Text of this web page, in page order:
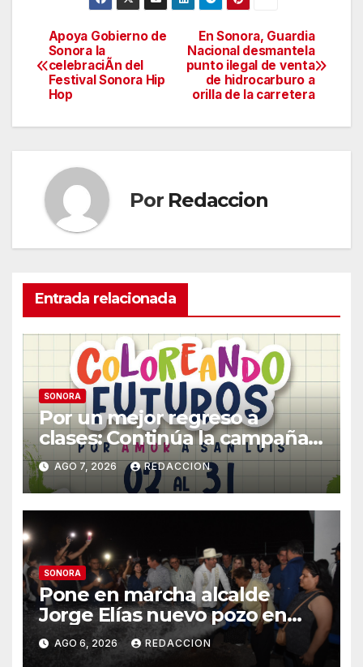
Navegación
de
entradas
En Sonora, Guardia
Nacional desmantela
punto ilegal de venta
de hidrocarburo a
orilla de la carretera
Apoya Gobierno de
Sonora la
celebraciÃn del
Festival Sonora Hip
Hop
Por Redaccion
Entrada relacionada
SONORA
Por un mejor regreso a
clases: Continúa la campaña
de recolección de útiles
«Coloreando Futuros»
AGO 7, 2026 REDACCION
SONORA
Pone en marcha alcalde
Jorge Elías nuevo pozo en
Tierra Blanca, Tesia:
Suministrará 20 litros por
AGO 6, 2026 REDACCION